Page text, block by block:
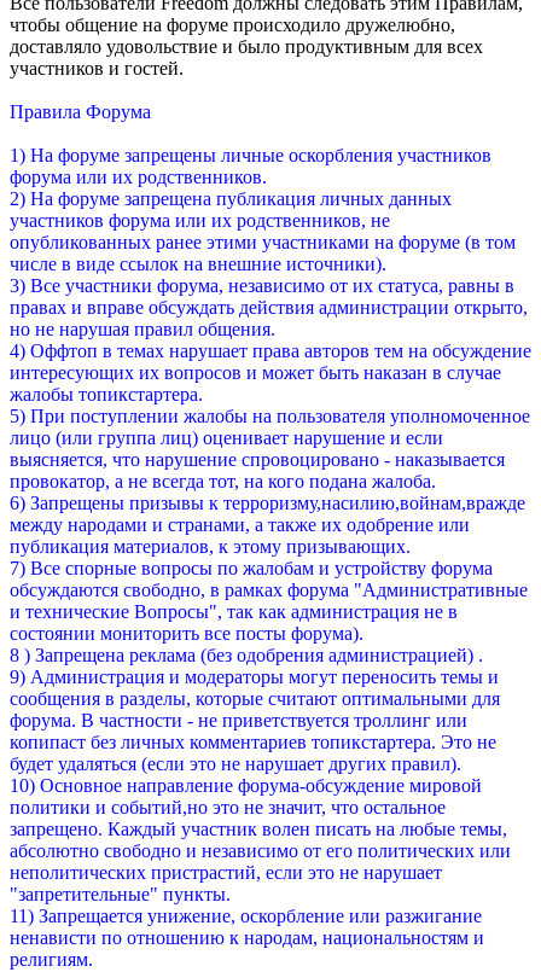
чтобы общение на форуме происходило дружелюбно,
доставляло удовольствие и было продуктивным для всех
участников и гостей.
Правила Форума
1) На форуме запрещены личные оскорбления участников
форума или их родственников.
2) На форуме запрещена публикация личных данных
участников форума или их родственников, не
опубликованных ранее этими участниками на форуме (в том
числе в виде ссылок на внешние источники).
3) Все участники форума, независимо от их статуса, равны в
правах и вправе обсуждать действия администрации открыто,
но не нарушая правил общения.
4) Оффтоп в темах нарушает права авторов тем на обсуждение
интересующих их вопросов и может быть наказан в случае
жалобы топикстартера.
5) При поступлении жалобы на пользователя уполномоченное
лицо (или группа лиц) оценивает нарушение и если
выясняется, что нарушение спровоцировано - наказывается
провокатор, а не всегда тот, на кого подана жалоба.
6) Запрещены призывы к терроризму,насилию,войнам,вражде
между народами и странами, а также их одобрение или
публикация материалов, к этому призывающих.
7) Все спорные вопросы по жалобам и устройству форума
обсуждаются свободно, в рамках форума "Административные
и технические Вопросы", так как администрация не в
состоянии мониторить все посты форума).
8 ) Запрещена реклама (без одобрения администрацией) .
9) Администрация и модераторы могут переносить темы и
сообщения в разделы, которые считают оптимальными для
форума. В частности - не приветствуется троллинг или
копипаст без личных комментариев топикстартера. Это не
будет удаляться (если это не нарушает других правил).
10) Основное направление форума-обсуждение мировой
политики и событий,но это не значит, что остальное
запрещено. Каждый участник волен писать на любые темы,
абсолютно свободно и независимо от его политических или
неполитических пристрастий, если это не нарушает
"запретительные" пункты.
11) Запрещается унижение, оскорбление или разжигание
ненависти по отношению к народам, национальностям и
религиям.